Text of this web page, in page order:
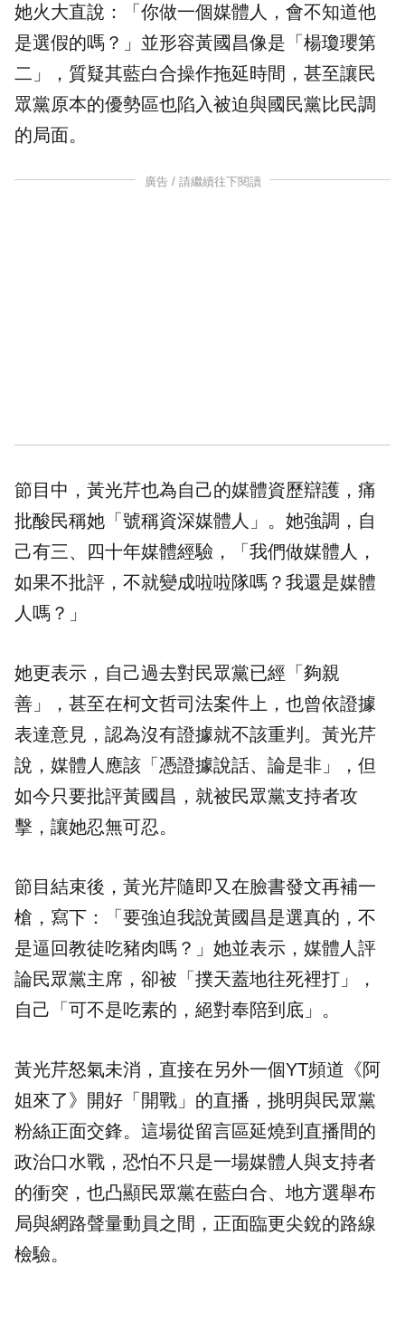
她火大直說：「你做一個媒體人，會不知道他
是選假的嗎？」並形容黃國昌像是「楊瓊瓔第
二」，質疑其藍白合操作拖延時間，甚至讓民
眾黨原本的優勢區也陷入被迫與國民黨比民調
的局面。
廣告 / 請繼續往下閱讀
節目中，黃光芹也為自己的媒體資歷辯護，痛
批酸民稱她「號稱資深媒體人」。她強調，自
己有三、四十年媒體經驗，「我們做媒體人，
如果不批評，不就變成啦啦隊嗎？我還是媒體
人嗎？」
她更表示，自己過去對民眾黨已經「夠親
善」，甚至在柯文哲司法案件上，也曾依證據
表達意見，認為沒有證據就不該重判。黃光芹
說，媒體人應該「憑證據說話、論是非」，但
如今只要批評黃國昌，就被民眾黨支持者攻
擊，讓她忍無可忍。
節目結束後，黃光芹隨即又在臉書發文再補一
槍，寫下：「要強迫我說黃國昌是選真的，不
是逼回教徒吃豬肉嗎？」她並表示，媒體人評
論民眾黨主席，卻被「撲天蓋地往死裡打」，
自己「可不是吃素的，絕對奉陪到底」。
黃光芹怒氣未消，直接在另外一個YT頻道《阿
姐來了》開好「開戰」的直播，挑明與民眾黨
粉絲正面交鋒。這場從留言區延燒到直播間的
政治口水戰，恐怕不只是一場媒體人與支持者
的衝突，也凸顯民眾黨在藍白合、地方選舉布
局與網路聲量動員之間，正面臨更尖銳的路線
檢驗。